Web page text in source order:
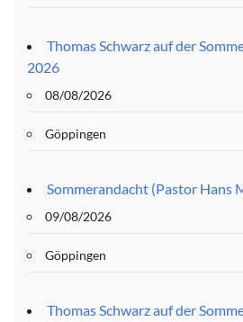
Thomas Schwarz auf der
2026
08/08/2026
Göppingen
Sommerandacht (Pastor Hans
09/08/2026
Göppingen
Thomas Schwarz auf der